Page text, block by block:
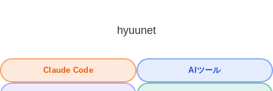
hyuunet
Claude Code AIツール